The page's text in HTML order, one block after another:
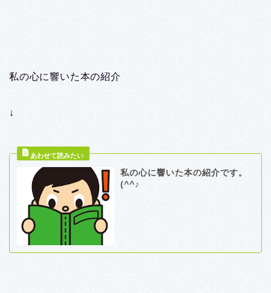
私の心に響いた本の紹介
↓
私の心に響いた本の紹介です。
(^^♪